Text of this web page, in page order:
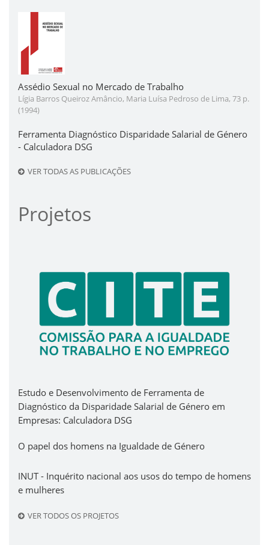
Assédio Sexual no Mercado de Trabalho
Lígia Barros Queiroz Amâncio, Maria Luísa Pedroso de Lima, 73 p.
(1994)
Ferramenta Diagnóstico Disparidade Salarial de Género
- Calculadora DSG
VER TODAS AS PUBLICAÇÕES
Projetos
Estudo e Desenvolvimento de Ferramenta de
Diagnóstico da Disparidade Salarial de Género em
Empresas: Calculadora DSG
O papel dos homens na Igualdade de Género
INUT - Inquérito nacional aos usos do tempo de homens
e mulheres
VER TODOS OS PROJETOS